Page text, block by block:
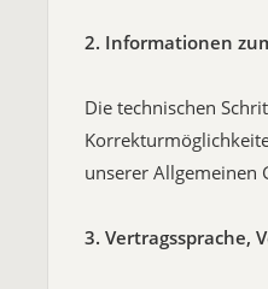
2. Informationen
Die technischen
unserer Allgemeinen
3. Vertragssprache,